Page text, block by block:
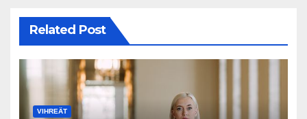
Related Post
VIHREÄT